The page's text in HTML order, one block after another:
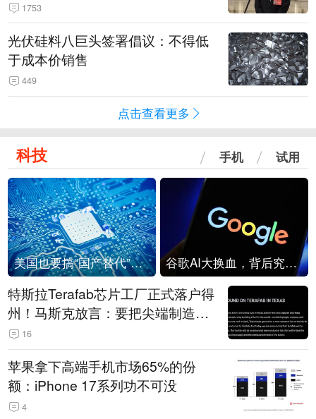
1753
光伏硅料八巨头签署倡议：不得低
于成本价销售
449
点击查看更多
科技 手机 试用
美国也要搞“国产替代”？先算清三笔账 谷歌AI大换血，背后究竟发生了什么？
特斯拉Terafab芯片工厂正式落户得
州！马斯克放言：要把尖端制造带
回美国
16
苹果拿下高端手机市场65%的份
额：iPhone 17系列功不可没
4